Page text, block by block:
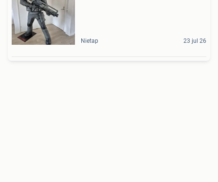
Nietap 23 jul 26